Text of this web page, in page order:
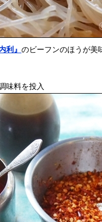
利』 のビーフンのほうが美
味料を投入